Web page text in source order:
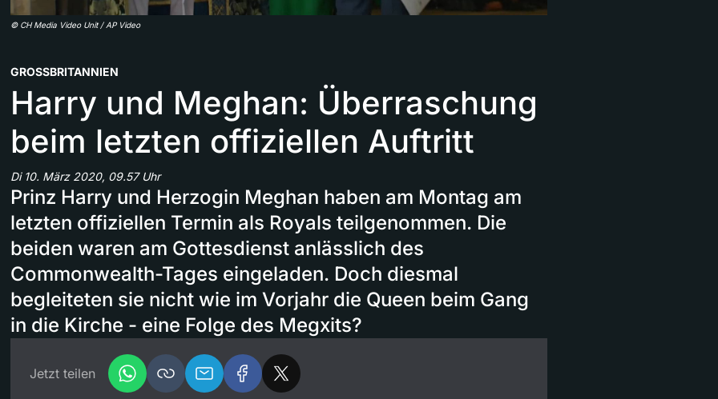
© CH Media Video Unit / AP Video
GROSSBRITANNIEN
Harry und Meghan: Überraschung
beim letzten offiziellen Auftritt
Di 10. März 2020, 09.57 Uhr
Prinz Harry und Herzogin Meghan haben am Montag am
letzten offiziellen Termin als Royals teilgenommen. Die
beiden waren am Gottesdienst anlässlich des
Commonwealth-Tages eingeladen. Doch diesmal
begleiteten sie nicht wie im Vorjahr die Queen beim Gang
in die Kirche - eine Folge des Megxits?
Jetzt teilen